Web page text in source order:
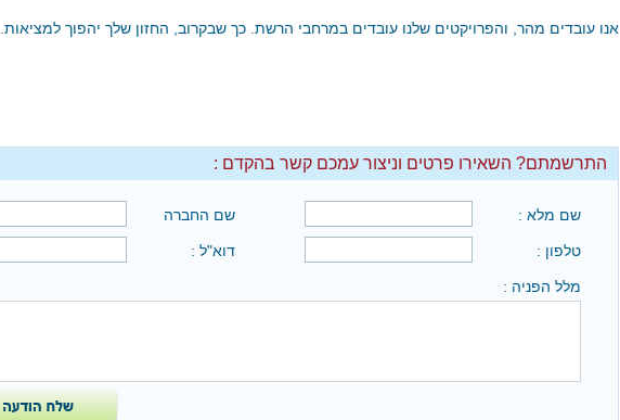
אנו עובדים מהר, והפרויקטים שלנו עובדים במרחבי הרשת. כך שבקרוב, החזון שלך יהפוך למציאות.
התרשמתם? השאירו פרטים וניצור עמכם קשר בהקדם :
שם מלא :
טלפון :
שם החברה
דוא"ל :
מלל הפניה :